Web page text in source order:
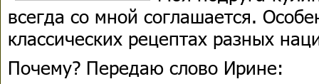
всегда со мной соглашается.
классических рецептах разных
Почему? Передаю слово Ирине: